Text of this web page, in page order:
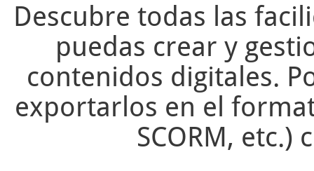
Descubre todas las
puedas crear y
contenidos digitales.
exportarlos en el
SCORM, etc.)